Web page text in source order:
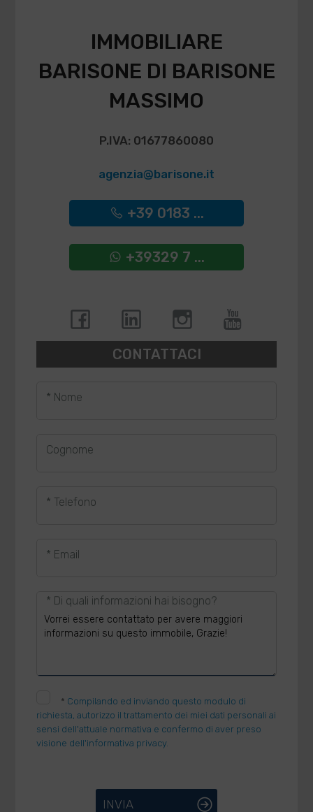
IMMOBILIARE
BARISONE DI BARISONE
MASSIMO
P.IVA: 01677860080
agenzia@barisone.it
+39 0183 ...
+39329 7 ...
CONTATTACI
* Nome
Cognome
* Telefono
* Email
* Di quali informazioni hai bisogno?
* Compilando ed inviando questo modulo di
richiesta, autorizzo il trattamento dei miei dati personali ai
sensi dell'attuale normativa e confermo di aver preso
visione dell'informativa privacy.
INVIA